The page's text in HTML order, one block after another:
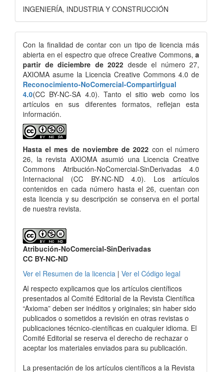
INGENIERÍA, INDUSTRIA Y CONSTRUCCIÓN
Con la finalidad de contar con un tipo de licencia más
abierta en el espectro que ofrece Creative Commons, a
partir de diciembre de 2022 desde el número 27,
AXIOMA asume la Licencia Creative Commons 4.0 de
Reconocimiento-NoComercial-CompartirIgual
4.0(CC BY-NC-SA 4.0). Tanto el sitio web como los
artículos en sus diferentes formatos, reflejan esta
información.
Hasta el mes de noviembre de 2022 con el número
26, la revista AXIOMA asumió una Licencia Creative
Commons Atribución-NoComercial-SinDerivadas 4.0
Internacional (CC BY-NC-ND 4.0). Los artículos
contenidos en cada número hasta el 26, cuentan con
esta licencia y su descripción se conserva en el portal
de nuestra revista.
Atribución-NoComercial-SinDerivadas
CC BY-NC-ND
Ver el Resumen de la licencia | Ver el Código legal
Al respecto explicamos que los artículos científicos
presentados al Comité Editorial de la Revista Científica
“Axioma” deben ser inéditos y originales; sin haber sido
publicados o sometidos a revisión en otras revistas o
publicaciones técnico-científicas en cualquier idioma. El
Comité Editorial se reserva el derecho de rechazar o
aceptar los materiales enviados para su publicación.
La presentación de los artículos científicos a la Revista